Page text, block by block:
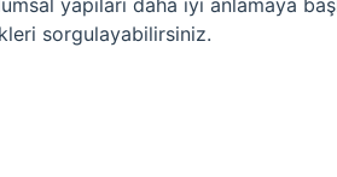
yapıları daha iyi anlamaya
sorgulayabilirsiniz.